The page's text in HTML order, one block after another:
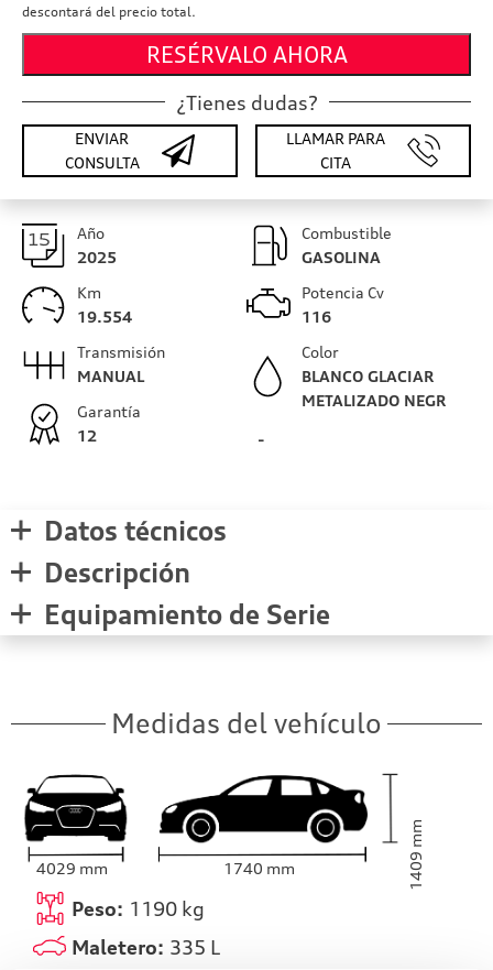
descontará del precio total.
RESÉRVALO AHORA
¿Tienes dudas?
ENVIAR
CONSULTA
LLAMAR PARA
CITA
Año
2025
Km
19.554
Combustible
GASOLINA
Potencia Cv
116
Transmisión
MANUAL
Garantía
12
Color
BLANCO GLACIAR
METALIZADO NEGR
-
Datos técnicos
Descripción
Equipamiento de Serie
Medidas del vehículo
1409
mm
4029 mm 1740 mm
Peso: 1190 kg
Maletero: 335 L